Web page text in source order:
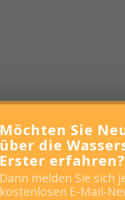
Möchten Sie
über die
Erster erfahren?
Dann melden Sie sich
kostenlosen E-Mail-